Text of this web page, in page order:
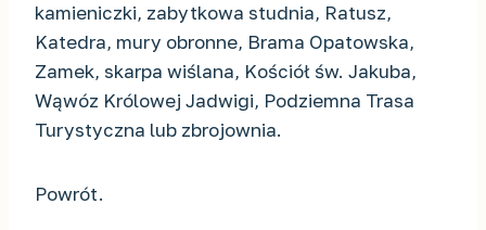
kamieniczki, zabytkowa studnia, Ratusz,
Katedra, mury obronne, Brama Opatowska,
Zamek, skarpa wiślana, Kościół św. Jakuba,
Wąwóz Królowej Jadwigi, Podziemna Trasa
Turystyczna lub zbrojownia.
Powrót.